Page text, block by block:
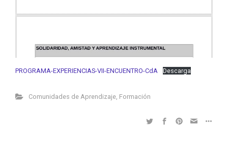
PROGRAMA-EXPERIENCIAS-VII-ENCUENTRO-CdA Descarga
Comunidades de Aprendizaje, Formación